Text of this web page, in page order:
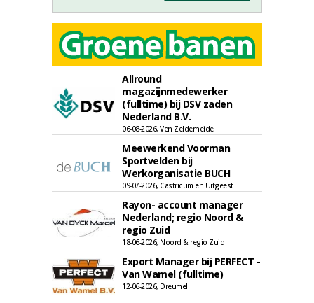
Allround
magazijnmedewerker
(fulltime) bij DSV zaden
Nederland B.V.
06-08-2026, Ven Zelderheide
Meewerkend Voorman
Sportvelden bij
Werkorganisatie BUCH
09-07-2026, Castricum en Uitgeest
Rayon- account manager
Nederland; regio Noord &
regio Zuid
18-06-2026, Noord & regio Zuid
Export Manager bij PERFECT -
Van Wamel (fulltime)
12-06-2026, Dreumel